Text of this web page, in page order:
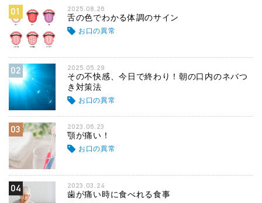
01 2025.08.26
舌の色でわかる体調のサイン
お口の異常
02 2025.05.29
その不快感、今日で終わり！朝の口内のネバつ
き対策法
お口の異常
03 2023.06.23
顎が痛い！
お口の異常
04 2023.03.24
歯が痛い時に食べれる食事